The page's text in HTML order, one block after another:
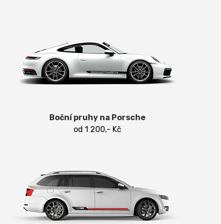
Boční pruhy na Porsche
od 1 200,- Kč